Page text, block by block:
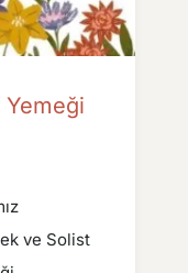
Yemeği
ve Solist